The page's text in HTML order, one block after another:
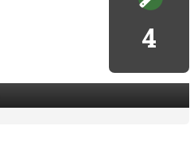
4